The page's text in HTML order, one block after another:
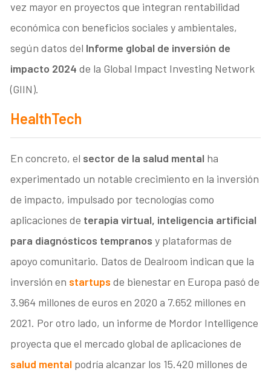
vez mayor en proyectos que integran rentabilidad
económica con beneficios sociales y ambientales,
según datos del Informe global de inversión de
impacto 2024de la Global Impact Investing Network
(GIIN).
HealthTech
En concreto, el sector de la salud mental ha
experimentado un notable crecimiento en la inversión
de impacto, impulsado por tecnologías como
aplicaciones de terapia virtual, inteligencia artificial
para diagnósticos tempranos y plataformas de
apoyo comunitario. Datos de Dealroom indican que la
inversión en startups de bienestar en Europa pasó de
3.964 millones de euros en 2020 a 7.652 millones en
2021. Por otro lado, un informe de Mordor Intelligence
proyecta que el mercado global de aplicaciones de
salud mental podría alcanzar los 15.420 millones de